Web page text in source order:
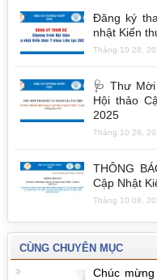
Đăng ký
nhật Kiến
Tháng 10 28,
🩺 Thư
Hội thảo
2025
Tháng 10 28,
THÔNG
Cập Nhật
Tháng 10 08,
CÙNG CHUYÊN MỤC
Chúc